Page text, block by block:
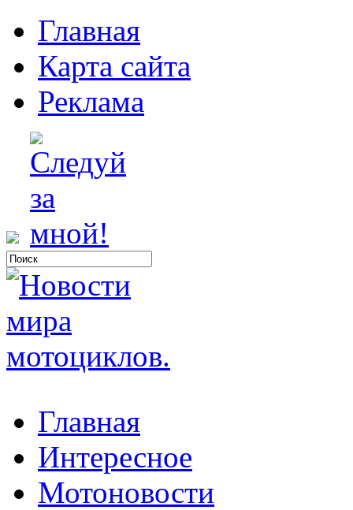
Главная
Карта сайта
Реклама
Главная
Интересное
Мотоновости